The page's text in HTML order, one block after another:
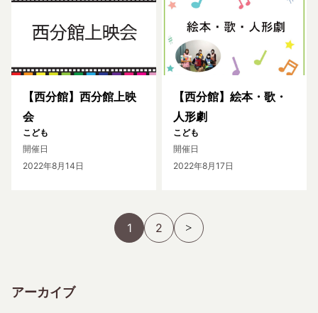
【西分館】西分館上映
会
こども
開催日
2022年8月14日
【西分館】絵本・歌・
人形劇
こども
開催日
2022年8月17日
1 2
アーカイブ